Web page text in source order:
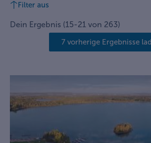
Filter aus
Dein Ergebnis (15-21 von 263)
7 vorherige Ergebnisse